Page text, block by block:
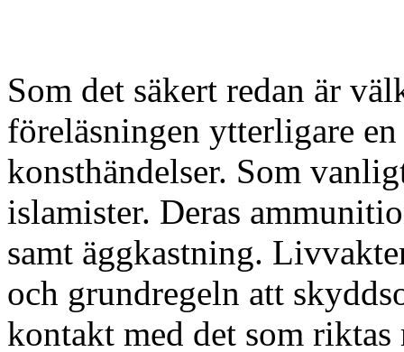
Som det säkert redan är
föreläsningen ytterligare
konsthändelser. Som
islamister. Deras
samt äggkastning.
och grundregeln att
kontakt med det som